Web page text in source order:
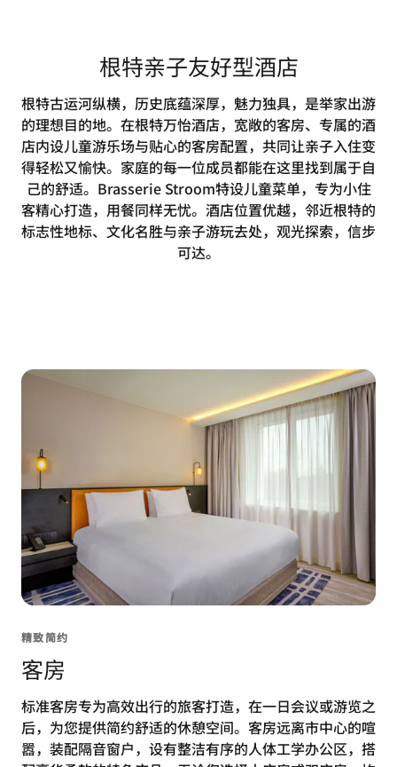
根特亲子友好型酒店
根特古运河纵横，历史底蕴深厚，魅力独具，是举家出游
的理想目的地。在根特万怡酒店，宽敞的客房、专属的酒
店内设儿童游乐场与贴心的客房配置，共同让亲子入住变
得轻松又愉快。家庭的每一位成员都能在这里找到属于自
己的舒适。Brasserie Stroom特设儿童菜单，专为小住
客精心打造，用餐同样无忧。酒店位置优越，邻近根特的
标志性地标、文化名胜与亲子游玩去处，观光探索，信步
可达。
精致简约
客房
标准客房专为高效出行的旅客打造，在一日会议或游览之
后，为您提供简约舒适的休憩空间。客房远离市中心的喧
嚣，装配隔音窗户，设有整洁有序的人体工学办公区，搭